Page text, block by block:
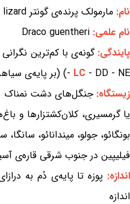
نام: مارمولک پرنده‌ی گونتر Gunther's flying lizard
نام علمی: Draco guentheri
پایندگی:
- LC - DD - NE) (بر پایه‌ی سیاهه‌ی سرخ IUCN)
زیستگاه:جنگل‌های دشت نمناک
یا گرمسیری، کلان‌کشتزارها و
بونگائو، جولو، میندانائو،
فیلیپین در جنوب شرقی قاره‌ی
اندازه:
اندازه